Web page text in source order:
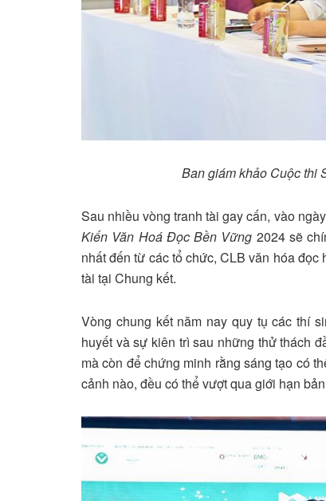
Ban giám khảo Cuộc thi
Sau nhiều vòng tranh tài gay cấn, vào
Kiến Văn Hoá Đọc Bền Vững 2024 sẽ
nhất đến từ các tổ chức, CLB văn hóa
tài tại Chung kết.
Vòng chung kết năm nay quy tụ các thí
huyết và sự kiên trì sau những thử thách
mà còn để chứng minh rằng sáng tạo có
cảnh nào, đều có thể vượt qua giới hạn